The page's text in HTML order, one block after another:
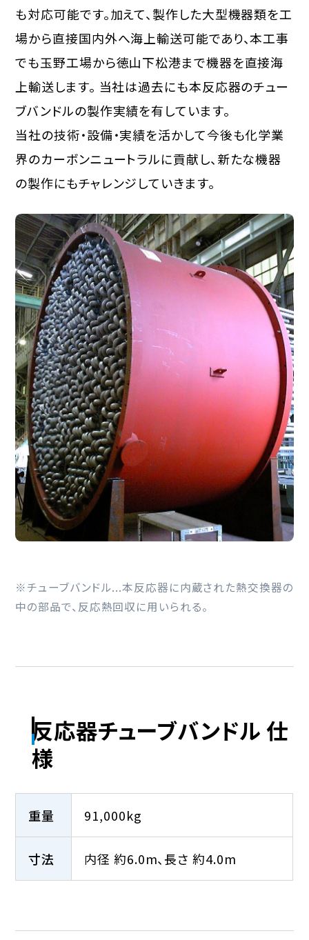
も対応可能です。加えて、製作した大型機器類を工
場から直接国内外へ海上輸送可能であり、本工事
でも玉野工場から徳山下松港まで機器を直接海
上輸送します。 当社は過去にも本反応器のチュー
ブバンドルの製作実績を有しています。
当社の技術・設備・実績を活かして今後も化学業
界のカーボンニュートラルに貢献し、新たな機器
の製作にもチャレンジしていきます。
※チューブバンドル...本反応器に内蔵された熱交換器の
中の部品で、反応熱回収に用いられる。
反応器チューブバンドル 仕
様
重量 91,000kg
寸法 内径 約6.0m、長さ 約4.0m